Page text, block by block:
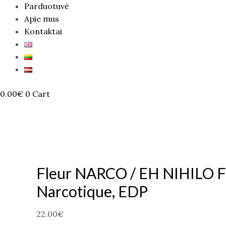
Parduotuvė
Apie mus
Kontaktai
0.00€ 0 Cart
Fleur NARCO / EH NIHILO
Narcotique, EDP
22.00€